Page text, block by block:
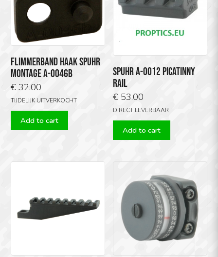
FLIMMERBAND HAAK SPUHR
MONTAGE A-0046B
€ 32.00
TIJDELIJK UITVERKOCHT
Add to cart
SPUHR A-0012 PICATINNY
RAIL
€ 53.00
DIRECT LEVERBAAR
Add to cart